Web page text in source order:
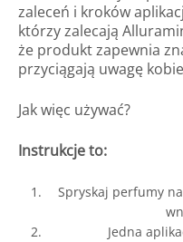
zaleceń i kroków
którzy zalecają
że produkt zapewnia
przyciągają uwagę
Jak więc używać?
Instrukcje to:
Spryskaj perfumy
Jedna